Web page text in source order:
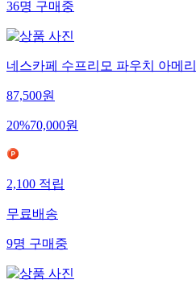
36명구매중
네스카페 수프리모 파우치 아메
87,500원
20%70,000원
2,100적립
무료배송
9명구매중